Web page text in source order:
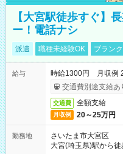
【大宮駅徒歩すぐ】
ー！電話ナシ
派遣 職種未経験OK ブラン
給与
時給1300円 月収例
交通費別途支給あ
交通費 全額支給
月収例 20～25万円
勤務地
さいたま市大宮区
大宮(埼玉県)駅から